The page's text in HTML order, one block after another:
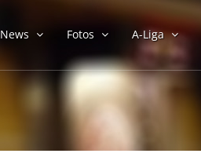
News Fotos A-Liga